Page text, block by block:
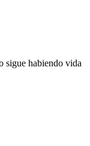
sigue habiendo vida